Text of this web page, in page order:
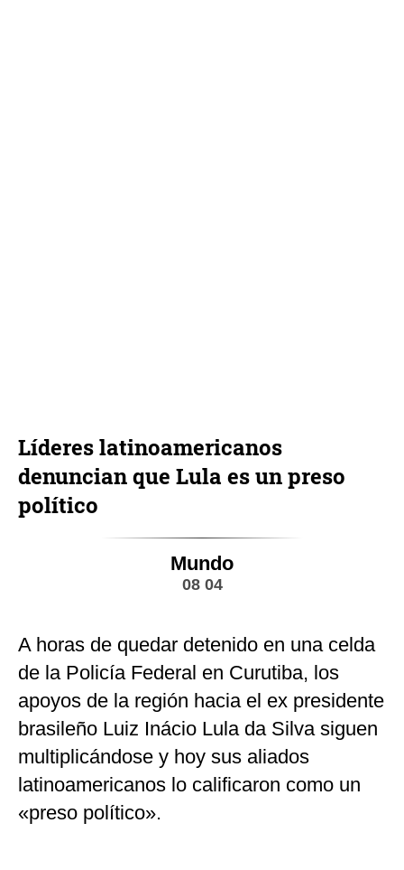
Líderes latinoamericanos
denuncian que Lula es un preso
político
Mundo
08 04
A horas de quedar detenido en una celda
de la Policía Federal en Curutiba, los
apoyos de la región hacia el ex presidente
brasileño Luiz Inácio Lula da Silva siguen
multiplicándose y hoy sus aliados
latinoamericanos lo calificaron como un
«preso político».